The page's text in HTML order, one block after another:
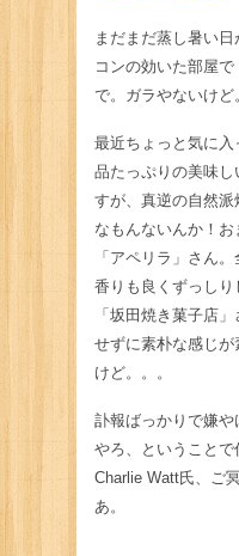
まだまだ蒸し暑い
コンの効いた部屋
で。ガラやないけど
最近ちょっと気に
品たっぷりの美味
すが、真逆の自然
なもんないんか！お
「アペリラ」さん
香りも良くずっしり
「坂田焼き菓子店
せずに素朴な感じ
けど。。。
訃報ばっかりで嫌
やろ、ということ
Charlie Watt氏、ご
あ。